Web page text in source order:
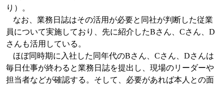
り）。
なお、業務日誌はその活用が必要と同社が判断した従業
員について実施しており、先に紹介したBさん、 Cさん、 D
さんも活用している。
ほぼ同時期に入社した同年代のBさん、 Cさん、 Dさんは
毎日仕事が終わると業務日誌を提出し、現場のリーダーや
担当者などが確認する。そして、必要があれば本人との面